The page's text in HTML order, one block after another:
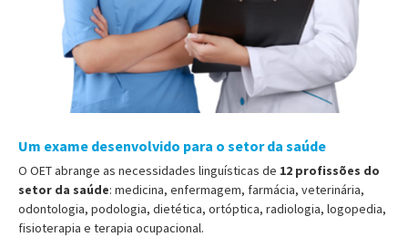
Um exame desenvolvido para o setor da saúde
O OET abrange as necessidades linguísticas de 12 profissões do
setor da saúde: medicina, enfermagem, farmácia, veterinária,
odontologia, podologia, dietética, ortóptica, radiologia, logopedia,
fisioterapia e terapia ocupacional.